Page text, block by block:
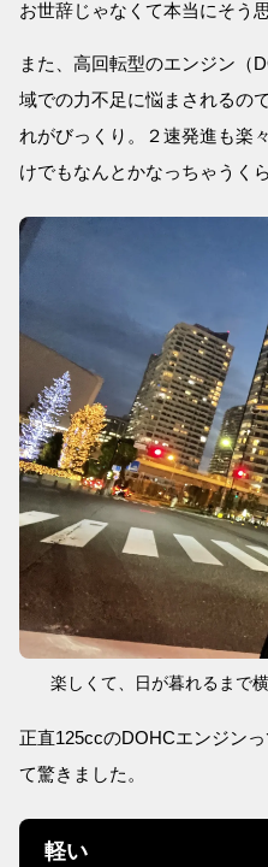
お世辞じゃなくて本当にそう
また、高回転型のエンジン（
域での力不足に悩まされるの
れがびっくり。２速発進も楽
けでもなんとかなっちゃうく
楽しくて、日が暮れるまで
正直125ccのDOHCエンジン
て驚きました。
軽い